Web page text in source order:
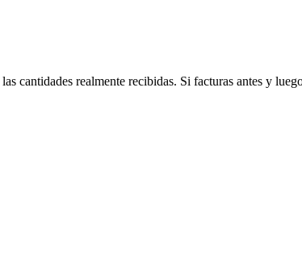
cantidades realmente recibidas. Si facturas antes y